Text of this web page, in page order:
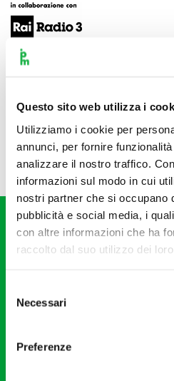
Questo sito web utilizza i
Utilizziamo i cookie per
annunci, per fornire
analizzare il nostro traffico.
informazioni sul modo in cui
nostri partner che si occupano
pubblicità e social media, i
con altre informazioni che ha
raccolto dal suo utilizzo dei
delNecessari
Preferenze
Fondazione I Pomeriggi
Partita Iva 04410060158